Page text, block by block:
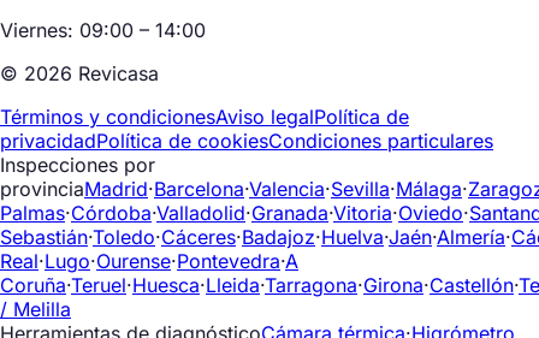
Viernes: 09:00 – 14:00
© 2026 Revicasa
Términos y condicionesAviso legalPolítica de
privacidadPolítica de cookiesCondiciones particulares
Inspecciones por
provinciaMadrid·Barcelona·Valencia·Sevilla·Málaga·
Palmas·Córdoba·Valladolid·Granada·Vitoria·Oviedo·
Sebastián·Toledo·Cáceres·Badajoz·Huelva·Jaén·Almería·
Real·Lugo·Ourense·Pontevedra·A
Coruña·Teruel·Huesca·Lleida·Tarragona·Girona·Castellón·
/ Melilla
Herramientas de diagnósticoCámara térmica·Higrómetro